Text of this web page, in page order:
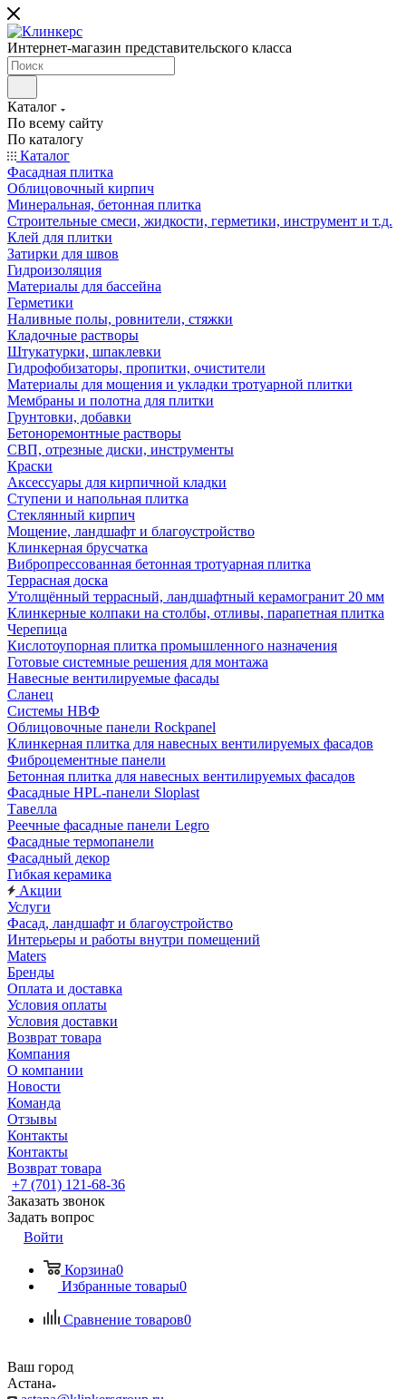
Интернет-магазин представительского класса
Каталог
По всему сайту
По каталогу
Каталог
Фасадная плитка
Облицовочный кирпич
Минеральная, бетонная плитка
Строительные смеси, жидкости, герметики, инструмент и т.д.
Клей для плитки
Затирки для швов
Гидроизоляция
Материалы для бассейна
Герметики
Наливные полы, ровнители, стяжки
Кладочные растворы
Штукатурки, шпаклевки
Гидрофобизаторы, пропитки, очистители
Материалы для мощения и укладки тротуарной плитки
Мембраны и полотна для плитки
Грунтовки, добавки
Бетоноремонтные растворы
СВП, отрезные диски, инструменты
Краски
Аксессуары для кирпичной кладки
Ступени и напольная плитка
Cтеклянный кирпич
Мощение, ландшафт и благоустройство
Клинкерная брусчатка
Вибропрессованная бетонная тротуарная плитка
Террасная доска
Утолщённый террасный, ландшафтный керамогранит 20 мм
Клинкерные колпаки на столбы, отливы, парапетная плитка
Черепица
Кислотоупорная плитка промышленного назначения
Готовые системные решения для монтажа
Навесные вентилируемые фасады
Сланец
Системы НВФ
Облицовочные панели Rockpanel
Клинкерная плитка для навесных вентилируемых фасадов
Фиброцементные панели
Бетонная плитка для навесных вентилируемых фасадов
Фасадные HPL-панели Sloplast
Тавелла
Реечные фасадные панели Legro
Фасадные термопанели
Фасадный декор
Гибкая керамика
Акции
Услуги
Фасад, ландшафт и благоустройство
Интерьеры и работы внутри помещений
Maters
Бренды
Оплата и доставка
Условия оплаты
Условия доставки
Возврат товара
Компания
О компании
Новости
Команда
Отзывы
Контакты
Контакты
Возврат товара
+7 (701) 121-68-36
Заказать звонок
Задать вопрос
Войти
Корзина0
Избранные товары0
Сравнение товаров0
Ваш город
Астана